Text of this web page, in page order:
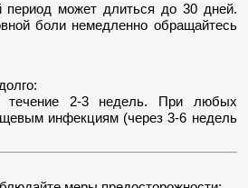
период может длиться до 30 дней.
боли немедленно обращайтесь
течение 2-3 недель. При любых
инфекциям (через 3-6 недель